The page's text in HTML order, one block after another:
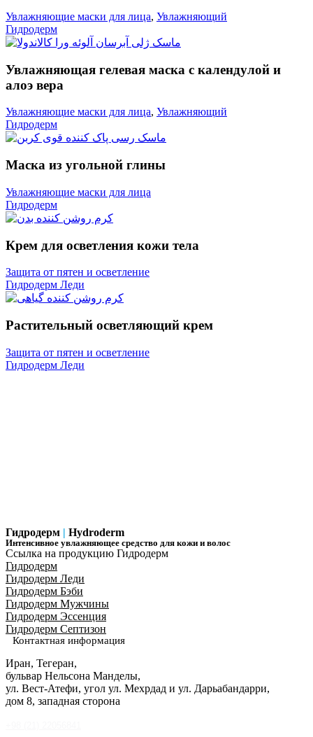
Увлажняющие маски для лица, Увлажняющий
Гидродерм
Увлажняющая гелевая маска с календулой и
алоэ вера
Увлажняющие маски для лица, Увлажняющий
Гидродерм
Маска из угольной глины
Увлажняющие маски для лица
Гидродерм
Крем для осветления кожи тела
Защита от пятен и осветление
Гидродерм Леди
Растительный осветляющий крем
Защита от пятен и осветление
Гидродерм Леди
Гидродерм | Hydroderm
Интенсивное увлажняющее средство для кожи и волос
Ссылка на продукцию Гидродерм
Гидродерм
Гидродерм Леди
Гидродерм Бэби
Гидродерм Мужчины
Гидродерм Эссенция
Гидродерм Септизон
Контактная информация
Иран, Тегеран,
бульвар Нельсона Манделы,
ул. Вест-Атефи, угол ул. Мехрдад и ул. Дарьабандарри,
дом 8, западная сторона